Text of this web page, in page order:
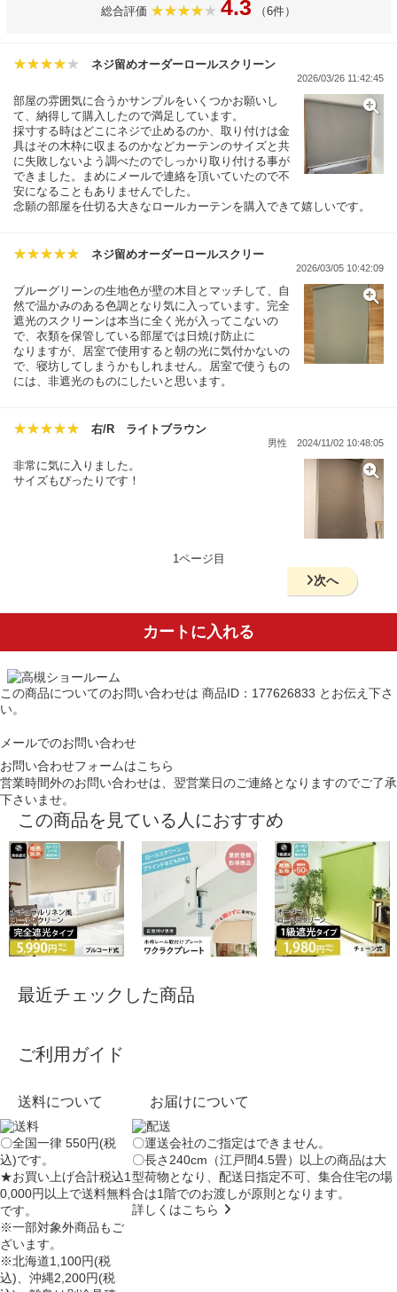
総合評価 4.3 （6件）
ネジ留めオーダーロールスクリーン
2026/03/26 11:42:45
部屋の雰囲気に合うかサンプルをいくつかお願いし
て、納得して購入したので満足しています。
採寸する時はどこにネジで止めるのか、取り付けは金
具はその木枠に収まるのかなどカーテンのサイズと共
に失敗しないよう調べたのでしっかり取り付ける事が
できました。まめにメールで連絡を頂いていたので不
安になることもありませんでした。
念願の部屋を仕切る大きなロールカーテンを購入できて嬉しいです。
ネジ留めオーダーロールスクリー
2026/03/05 10:42:09
ブルーグリーンの生地色が壁の木目とマッチして、自
然で温かみのある色調となり気に入っています。完全
遮光のスクリーンは本当に全く光が入ってこないの
で、衣類を保管している部屋では日焼け防止に
なりますが、居室で使用すると朝の光に気付かないの
で、寝坊してしまうかもしれません。居室で使うもの
には、非遮光のものにしたいと思います。
右/R ライトブラウン
男性 2024/11/02 10:48:05
非常に気に入りました。
サイズもぴったりです！
1ページ目
次へ
カートに入れる
この商品についてのお問い合わせは 商品ID：177626833 とお伝え下さ
い。
メールでのお問い合わせ
お問い合わせフォームはこちら
営業時間外のお問い合わせは、翌営業日のご連絡となりますのでご了承
下さいませ。
この商品を見ている人におすすめ
最近チェックした商品
ご利用ガイド
送料について
〇全国一律 550円(税
込)です。
★お買い上げ合計税込1
0,000円以上で送料無料
です。
※一部対象外商品もご
ざいます。
※北海道1,100円(税
込)、沖縄2,200円(税
お届けについて
〇運送会社のご指定はできません。
〇長さ240cm（江戸間4.5畳）以上の商品は大
型荷物となり、配送日指定不可 、集合住宅の場
合は1階でのお渡しが原則となります。
詳しくはこちら